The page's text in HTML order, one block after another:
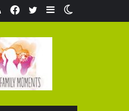
Sidebar
Twitter
Facebook
RSS